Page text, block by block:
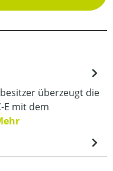
überzeugt die
E mit dem